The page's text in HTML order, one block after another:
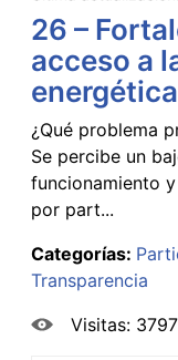
26 –
acceso a
energética
¿Qué problema
Se percibe un
funcionamiento
por part...
Categorías:
Transparencia
Visitas: